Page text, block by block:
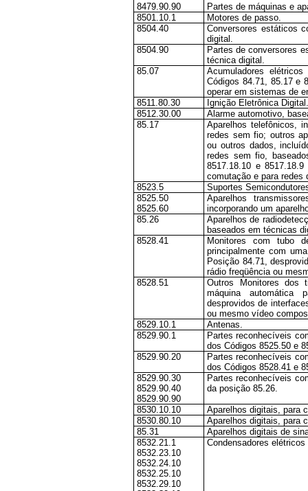
8479.90.90
Partes de máquinas e
8501.10.1
Motores de passo.
8504.40
Conversores estáticos
digital.
8504.90
Partes de conversores
técnica digital.
85.07
Acumuladores
Códigos 84.71, 85.17 e
operar em sistemas de
8511.80.30
Ignição Eletrônica
8512.30.00
Alarme automotivo,
85.17
Aparelhos telefônicos,
redes sem fio; outros
ou outros dados,
redes sem fio,
8517.18.10 e
comutação e para redes
8523.5
Suportes
8525.50
8525.60
Aparelhos
incorporando um
85.26
Aparelhos de
baseados em técnicas
8528.41
Monitores com tubo
principalmente com
Posição 84.71,
rádio freqüência ou
8528.51
Outros Monitores dos
máquina automática
desprovidos de
ou mesmo vídeo
8529.10.1
Antenas.
8529.90.1
Partes reconhecíveis
dos Códigos 8525.50 e
8529.90.20
Partes reconhecíveis
dos Códigos 8528.41 e
8529.90.30
8529.90.40
8529.90.90
Partes reconhecíveis
da posição 85.26.
8530.10.10
Aparelhos digitais, para
8530.80.10
Aparelhos digitais, para
85.31
Aparelhos digitais de
8532.21.1
8532.23.10
8532.24.10
8532.25.10
8532.29.10
Condensadores